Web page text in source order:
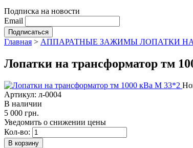
Подписка на новости
Email
Главная > АППАРАТНЫЕ ЗАЖИМЫ ЛОПАТКИ
Лопатки на трансформатор тм
Артикул: л-0004
В наличии
5 000 грн.
Уведомить о снижении цены
Кол-во: